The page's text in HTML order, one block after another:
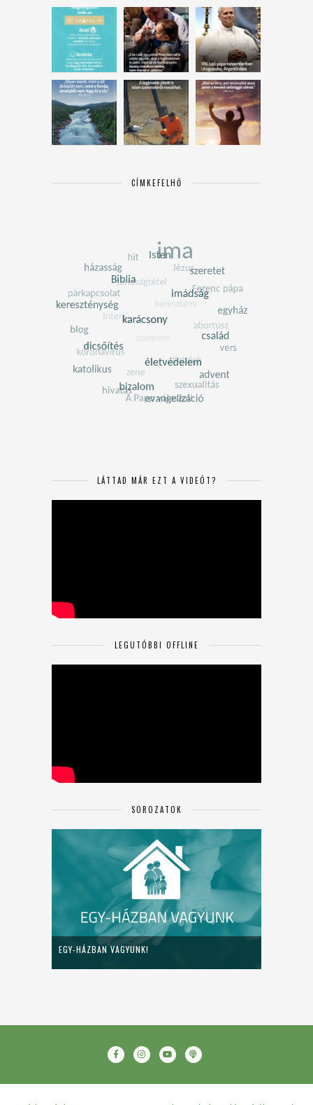
CÍMKEFELHŐ
LÁTTAD MÁR EZT A VIDEÓT?
LEGUTÓBBI OFFLINE
SOROZATOK
EGY-HÁZBAN VAGYUNK!